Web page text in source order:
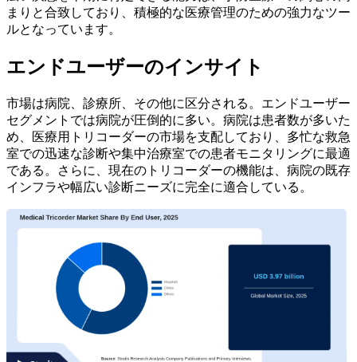
まりと合致しており、積極的な医療管理のための強力なツー
ルとなっています。
エンドユーザーのインサイト
市場は病院、診療所、その他に区分される。エンドユーザー
セグメントでは病院が圧倒的に多い。病院は患者数が多いた
め、医療用トリコーダーの市場を支配しており、多忙な救急
室での迅速な診断や集中治療室での患者モニタリングに最適
である。さらに、現在のトリコーダーの機能は、病院の既存
インフラや幅広い診断ニーズに完全に適合している。